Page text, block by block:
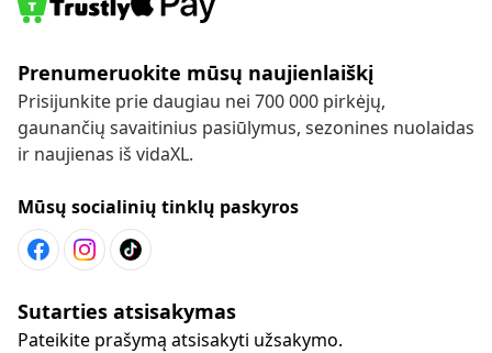
Prenumeruokite mūsų naujienlaiškį
Prisijunkite prie daugiau nei 700 000 pirkėjų,
gaunančių savaitinius pasiūlymus, sezonines nuolaidas
ir naujienas iš vidaXL.
Mūsų socialinių tinklų paskyros
Sutarties atsisakymas
Pateikite prašymą atsisakyti užsakymo.